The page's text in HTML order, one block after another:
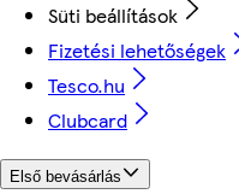
Süti beállítások
Fizetési lehetőségek
Tesco.hu
Clubcard
Első bevásárlás